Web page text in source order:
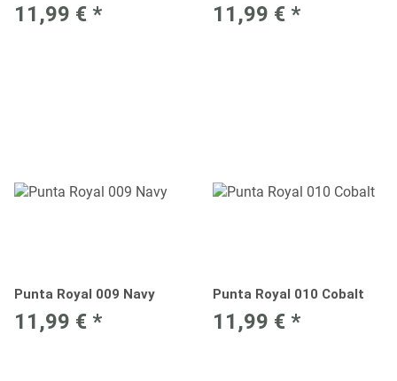
11,99 € * 11,99 € *
Punta Royal 009 Navy
11,99 € *
Punta Royal 010 Cobalt
11,99 € *